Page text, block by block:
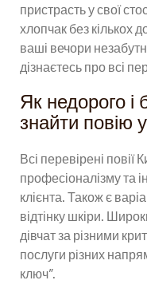
пристрасть у свої
хлопчак без кількох
ваші вечори
дізнаєтесь про всі
Як недорого і
знайти повію
Всі перевірені
професіоналізму та
клієнта. Також є
відтінку шкіри.
дівчат за різними
послуги різних
ключ".